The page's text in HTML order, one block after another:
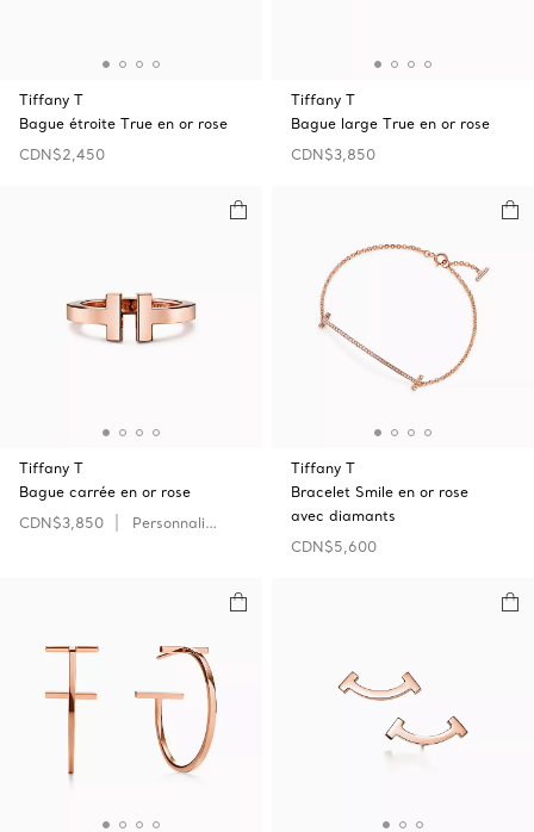
Tiffany T
Bague étroite True en or rose
CDN$2,450
Tiffany T
Bague large True en or rose
CDN$3,850
Tiffany T
Bague carrée en or rose
CDN$3,850
Personnaliser
Tiffany T
Bracelet Smile en or rose
avec diamants
CDN$5,600